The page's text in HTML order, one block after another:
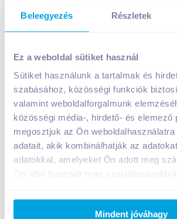
Beleegyezés Részletek
Ez a weboldal sütiket használ
Sütiket használunk a tartalmak és
szabásához, közösségi funkciók
valamint weboldalforgalmunk
közösségi média-, hirdető- és elemező
megosztjuk az Ön
adatait, akik kombinálhatják az
adatokkal, amelyeket Ön adott meg
Mindent jóváhagy
Varga Balatoni Muskotály 2024
1 399Ft /
Egységár: 1 865Ft /liter
Nettó eladási ár: 1 102Ft /db(
Visszaváltási díj: 150Ft/
Kosárba